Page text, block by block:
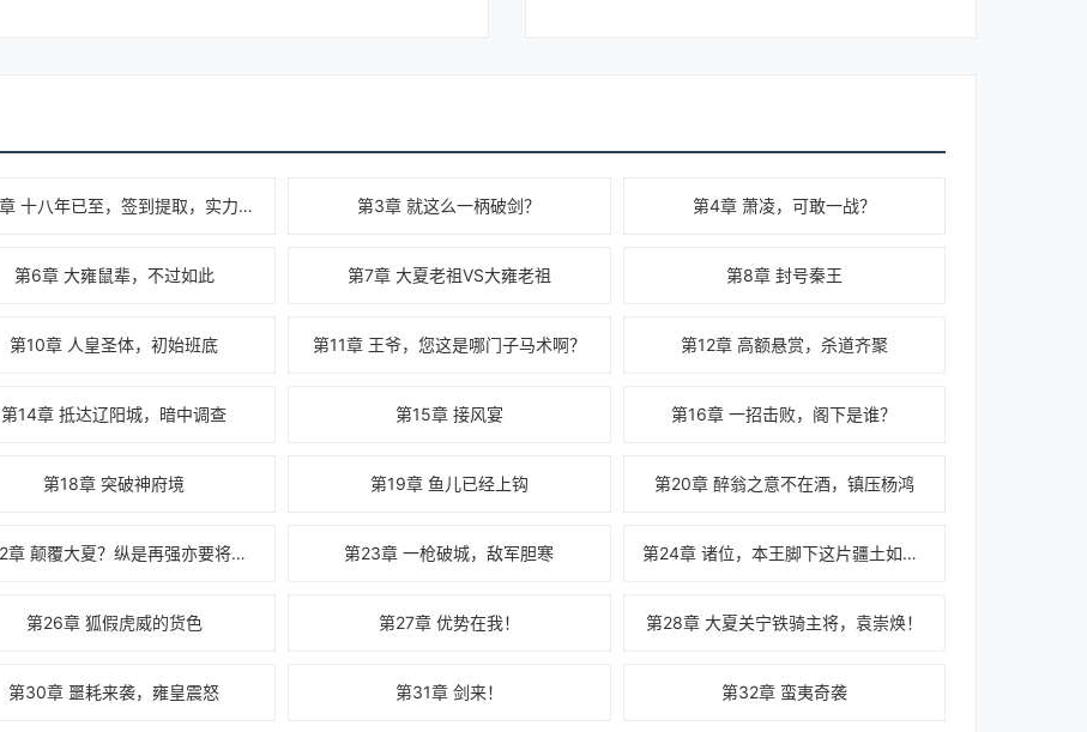
第2章 十八年已至，签到提取，实力暴涨！ 第3章 就这么一柄破剑？ 第4章 萧凌，可敢一战？
第6章 大雍鼠辈，不过如此 第7章 大夏老祖VS大雍老祖 第8章 封号秦王
第10章 人皇圣体，初始班底 第11章 王爷，您这是哪门子马术啊？ 第12章 高额悬赏，杀道齐聚
第14章 抵达辽阳城，暗中调查 第15章 接风宴 第16章 一招击败，阁下是谁？
第18章 突破神府境 第19章 鱼儿已经上钩 第20章 醉翁之意不在酒，镇压杨鸿
第22章 颠覆大夏？纵是再强亦要将其诛灭！ 第23章 一枪破城，敌军胆寒 第24章 诸位，本王脚下这片疆土如何？
第26章 狐假虎威的货色 第27章 优势在我！ 第28章 大夏关宁铁骑主将，袁崇焕！
第30章 噩耗来袭，雍皇震怒 第31章 剑来！ 第32章 蛮夷奇袭